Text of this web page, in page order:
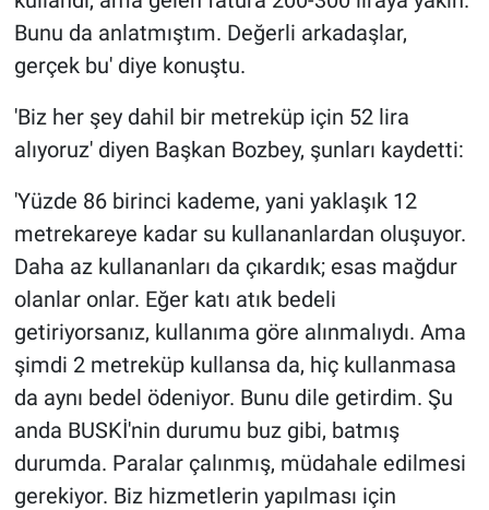
Bunu da anlatmıştım. Değerli arkadaşlar,
gerçek bu' diye konuştu.
'Biz her şey dahil bir metreküp için 52 lira
alıyoruz' diyen Başkan Bozbey, şunları kaydetti:
'Yüzde 86 birinci kademe, yani yaklaşık 12
metrekareye kadar su kullananlardan oluşuyor.
Daha az kullananları da çıkardık; esas mağdur
olanlar onlar. Eğer katı atık bedeli
getiriyorsanız, kullanıma göre alınmalıydı. Ama
şimdi 2 metreküp kullansa da, hiç kullanmasa
da aynı bedel ödeniyor. Bunu dile getirdim. Şu
anda BUSKİ'nin durumu buz gibi, batmış
durumda. Paralar çalınmış, müdahale edilmesi
gerekiyor. Biz hizmetlerin yapılması için